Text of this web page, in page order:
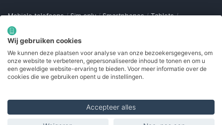
Mobiele telefoons / Sim only / Smartphones / Tablets /
Smartwatches
Bluetooth trackers / Opladers
Samsung Galaxy
Gamingtelefoons / Foldables / Robuuste telefoons /
Seniorentelefoons / Waterdichte telefoons / Refurbished
Wij gebruiken cookies
We kunnen deze plaatsen voor analyse van onze bezoekersgegevens, om
onze website te verbeteren, gepersonaliseerde inhoud te tonen en om u
een geweldige website-ervaring te bieden. Voor meer informatie over de
cookies die we gebruiken opent u de instellingen.
Accepteer alles